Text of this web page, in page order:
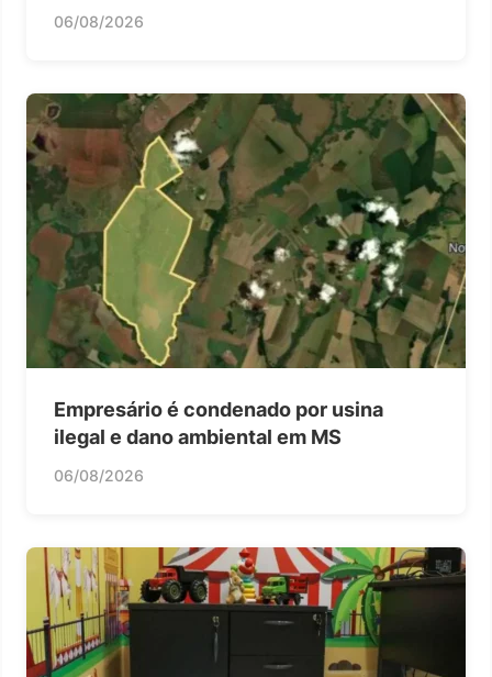
06/08/2026
Empresário é condenado por usina
ilegal e dano ambiental em MS
06/08/2026